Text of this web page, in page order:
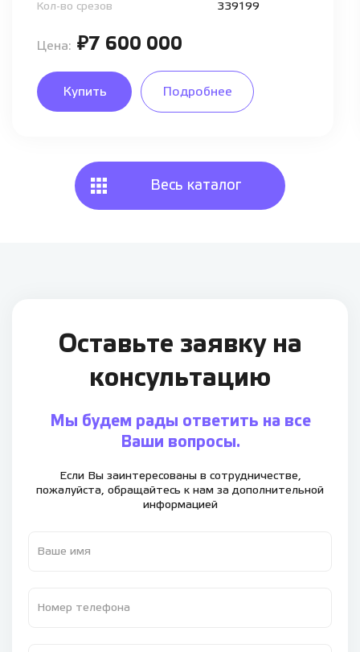
Кол-во срезов
339199
Цена: ₽7 600 000
Купить Подробнее
Весь каталог
Оставьте заявку на
консультацию
Мы будем рады ответить на все
Ваши вопросы.
Если Вы заинтересованы в сотрудничестве,
пожалуйста, обращайтесь к нам за дополнительной
информацией